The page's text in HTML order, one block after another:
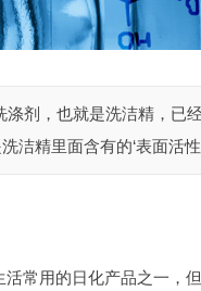
涤剂，也就是洗洁精，已
洁精里面含有的‘表面活
常用的日化产品之一，